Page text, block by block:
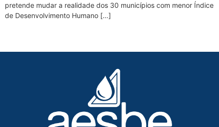
pretende mudar a realidade dos 30 municípios com menor Índice
de Desenvolvimento Humano […]